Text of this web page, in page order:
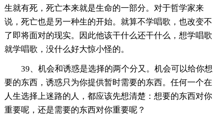
生就有死，死亡本来就是生命的一部分。对于哲学家来
说，死亡也是另一种生的开始。就算不学唱歌，也改变不
了即将面对的现实。因此他该干什么还干什么，想学唱歌
就学唱歌，没什么好大惊小怪的。
39、机会和诱惑是选择的两个分又。机会可以给你想
要的东西，诱惑只为你提供暂时需要的东西。任何一个在
人生选择上迷路的人，都应该先想清楚：想要的东西对你
重要呢，还是需要的东西对你重要呢？